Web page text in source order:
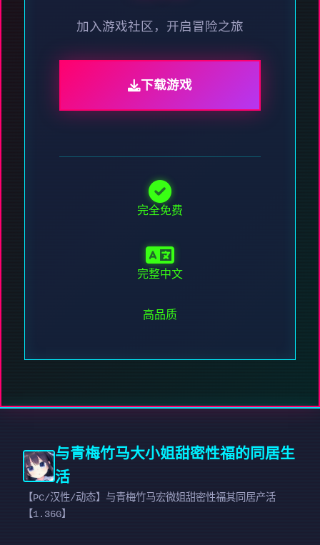
加入游戏社区，开启冒险之旅
下载游戏
完全免费
完整中文
高品质
与青梅竹马大小姐甜密性福的同居生
活
【PC/汉性/动态】与青梅竹马宏微姐甜密性福其同居产活
【1.36G】